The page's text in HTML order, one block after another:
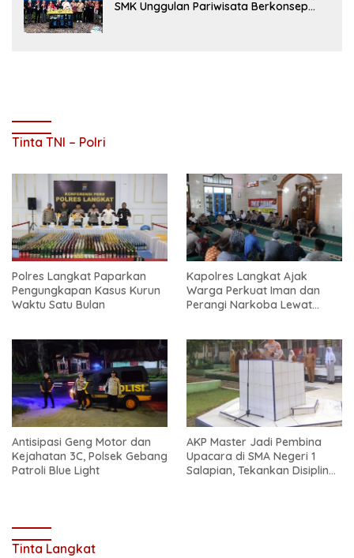
SMK Unggulan Pariwisata Berkonsep
Tinta TNI – Polri
Polres Langkat Paparkan
Pengungkapan Kasus Kurun
Waktu Satu Bulan
Kapolres Langkat Ajak
Warga Perkuat Iman dan
Perangi Narkoba Lewat
Antisipasi Geng Motor dan
Kejahatan 3C, Polsek Gebang
Patroli Blue Light
AKP Master Jadi Pembina
Upacara di SMA Negeri 1
Salapian, Tekankan Disiplin
Tinta Langkat